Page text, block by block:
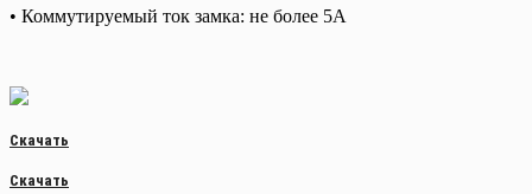
• Коммутируемый ток замка: не более 5А
Скачать
Скачать